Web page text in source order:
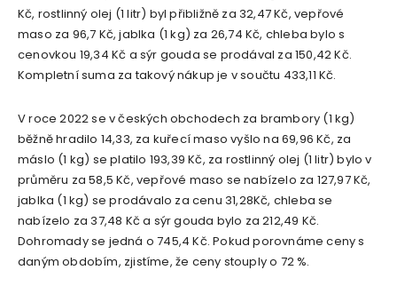
Kč, rostlinný olej (1 litr) byl přibližně za 32,47 Kč, vepřové
maso za 96,7 Kč, jablka (1 kg) za 26,74 Kč, chleba bylo s
cenovkou 19,34 Kč a sýr gouda se prodával za 150,42 Kč.
Kompletní suma za takový nákup je v součtu 433,11 Kč.
V roce 2022 se v českých obchodech za brambory (1 kg)
běžně hradilo 14,33, za kuřecí maso vyšlo na 69,96 Kč, za
máslo (1 kg) se platilo 193,39 Kč, za rostlinný olej (1 litr) bylo v
průměru za 58,5 Kč, vepřové maso se nabízelo za 127,97 Kč,
jablka (1 kg) se prodávalo za cenu 31,28Kč, chleba se
nabízelo za 37,48 Kč a sýr gouda bylo za 212,49 Kč.
Dohromady se jedná o 745,4 Kč. Pokud porovnáme ceny s
daným obdobím, zjistíme, že ceny stouply o 72 %.